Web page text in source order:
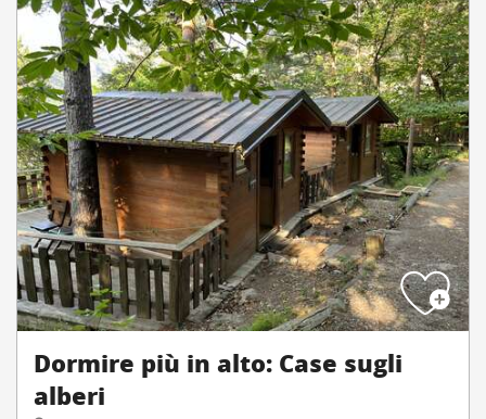
Dormire più in alto: Case sugli
alberi